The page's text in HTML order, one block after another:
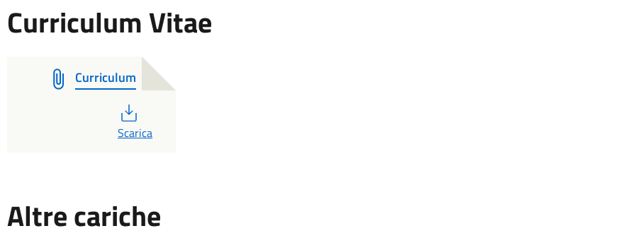
Curriculum Vitae
Curriculum
PDF
Scarica
Altre cariche